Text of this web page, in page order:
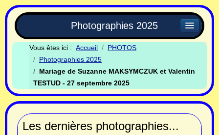
Photographies 2025
Vous êtes ici : Accueil
PHOTOS
Photographies 2025
Mariage de Suzanne MAKSYMCZUK et Valentin
TESTUD - 27 septembre 2025
Les dernières photographies...